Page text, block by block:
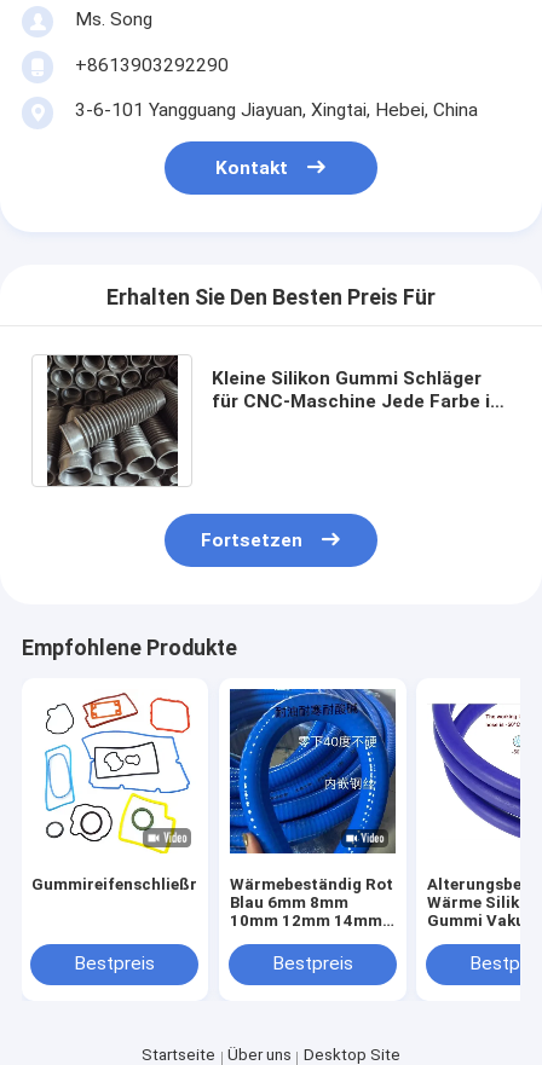
Ms. Song
+8613903292290
3-6-101 Yangguang Jiayuan, Xingtai, Hebei, China
Kontakt
Erhalten Sie Den Besten Preis Für
Kleine Silikon Gummi Schläger
für CNC-Maschine Jede Farbe ist
Fortsetzen
Empfohlene Produkte
Gummireifenschließring
Bestpreis
Wärmebeständig Rot
Blau 6mm 8mm
10mm 12mm 14mm
Vakuumschlauch
Heizschlauch
Bestpreis
Wärme Silikon
Gummi
Schlauch 13/
Startseite Über uns Desktop Site